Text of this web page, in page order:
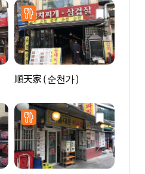
順天家 ( 순천가 )